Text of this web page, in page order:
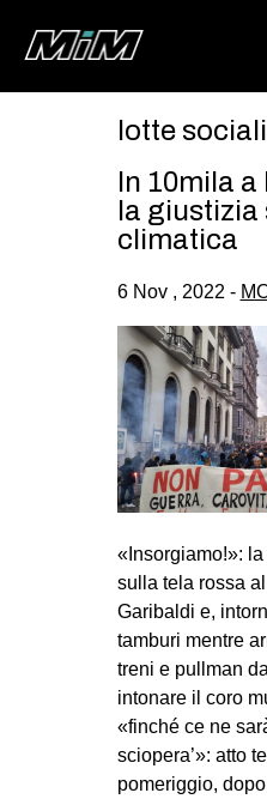
GAZA
CSOA
SPORT
lotte sociali
In 10mila
la giustizia
climatica
6 Nov , 2022 -
«Insorgiamo!»:
sulla tela rossa
Garibaldi e,
tamburi mentre
treni e pullman
intonare il coro
«finché ce ne
sciopera’»: atto
pomeriggio,